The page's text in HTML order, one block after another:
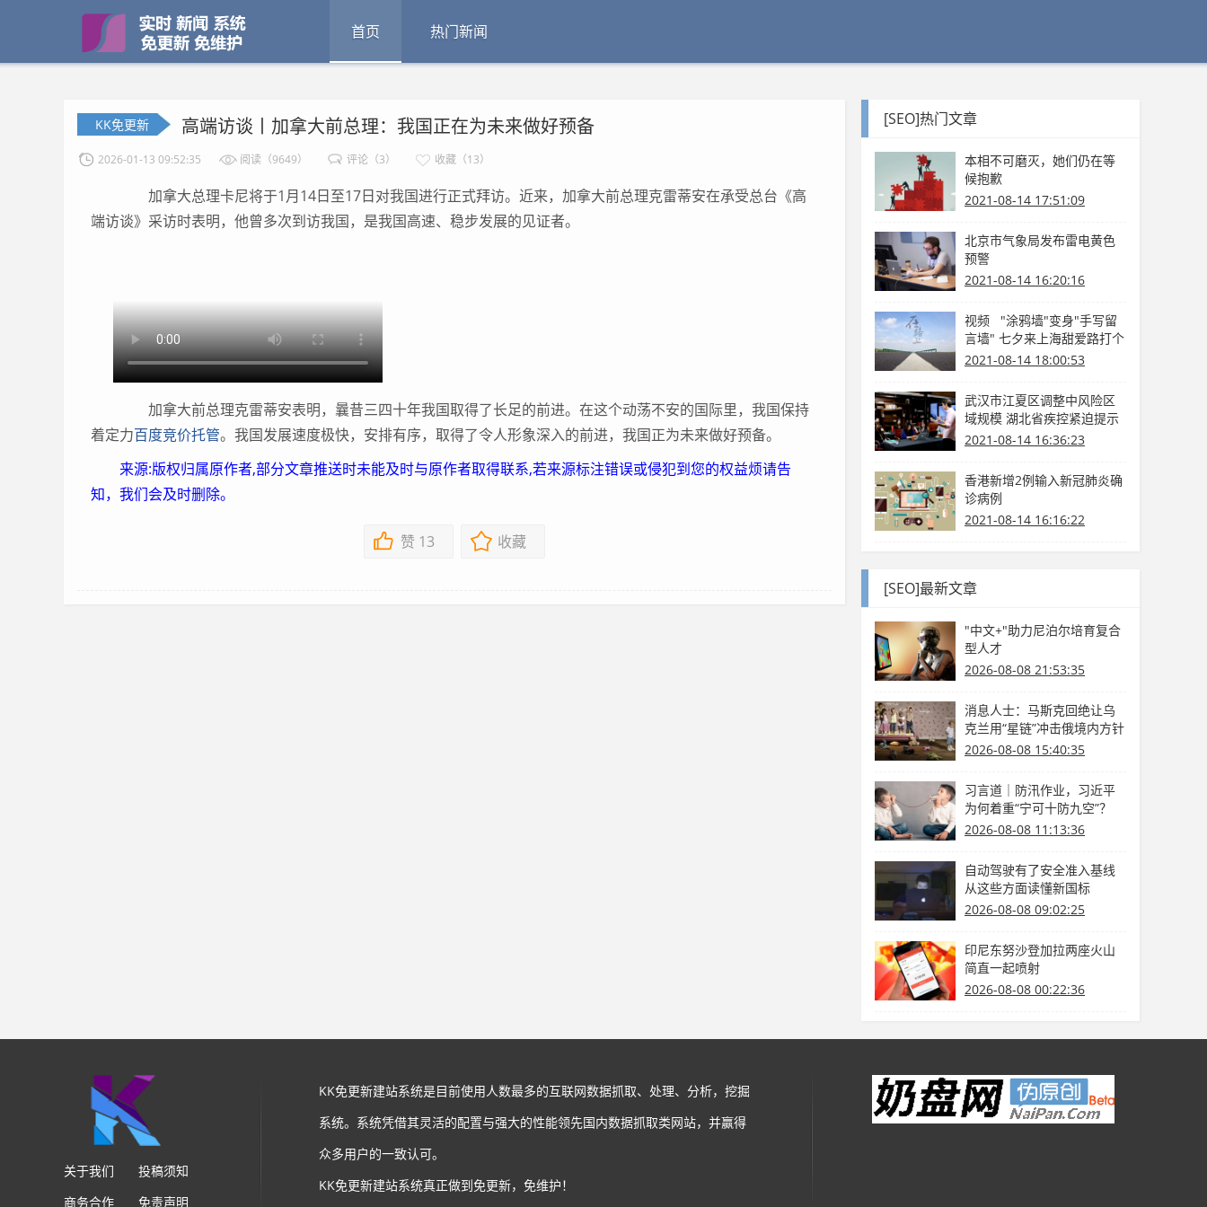
首页 热门新闻
KK免更新 高端访谈丨加拿大前总理：我国正在为未来做好预备
2026-01-13 09:52:35 阅读（9649） 评论（3） 收藏（13）
加拿大总理卡尼将于1月14日至17日对我国进行正式拜访。近来，加拿大前总理克雷蒂安在承受总台《高
端访谈》采访时表明，他曾多次到访我国，是我国高速、稳步发展的见证者。
加拿大前总理克雷蒂安表明，曩昔三四十年我国取得了长足的前进。在这个动荡不安的国际里，我国保持
着定力百度竞价托管。我国发展速度极快，安排有序，取得了令人形象深入的前进，我国正为未来做好预备。
来源:版权归属原作者,部分文章推送时未能及时与原作者取得联系,若来源标注错误或侵犯到您的权益烦请告
知，我们会及时删除。
赞 13 收藏
[SEO]热门文章
本相不可磨灭，她们仍在等
候抱歉
2021-08-14 17:51:09
北京市气象局发布雷电黄色
预警
2021-08-14 16:20:16
视频 "涂鸦墙"变身"手写留
言墙" 七夕来上海甜爱路打个
卡吧
2021-08-14 18:00:53
武汉市江夏区调整中风险区
域规模 湖北省疾控紧迫提示
2021-08-14 16:36:23
香港新增2例输入新冠肺炎确
诊病例
2021-08-14 16:16:22
[SEO]最新文章
"中文+"助力尼泊尔培育复合
型人才
2026-08-08 21:53:35
消息人士：马斯克回绝让乌
克兰用“星链”冲击俄境内方针
2026-08-08 15:40:35
习言道｜防汛作业，习近平
为何着重“宁可十防九空”？
2026-08-08 11:13:36
自动驾驶有了安全准入基线
从这些方面读懂新国标
2026-08-08 09:02:25
印尼东努沙登加拉两座火山
简直一起喷射
2026-08-08 00:22:36
关于我们
投稿须知
商务合作
免责声明
KK免更新建站系统是目前使用人数最多的互联网数据抓取、处理、分析，挖掘
系统。系统凭借其灵活的配置与强大的性能领先国内数据抓取类网站，并赢得
众多用户的一致认可。
KK免更新建站系统真正做到免更新，免维护！